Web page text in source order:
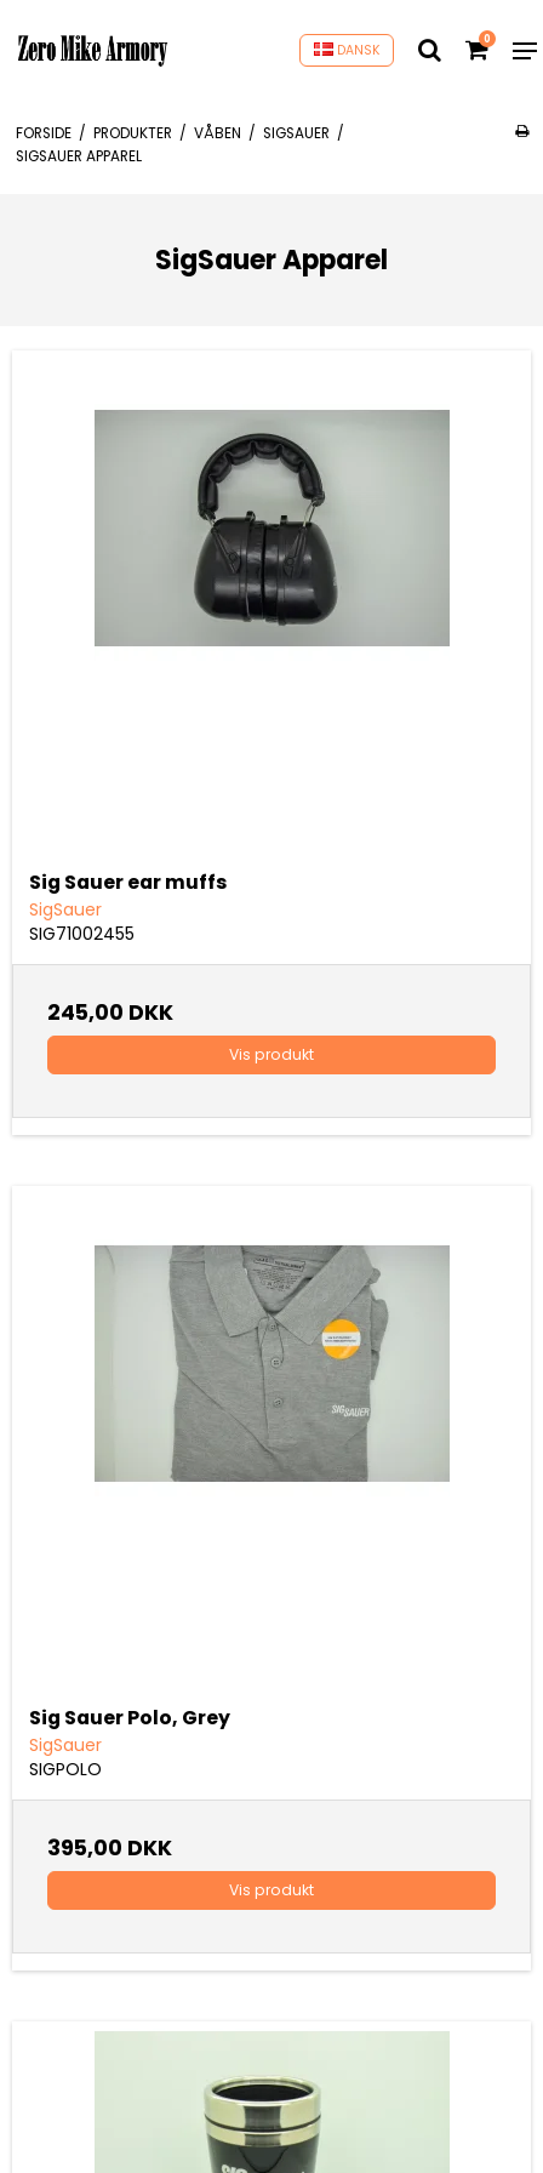
DANSK
0
FORSIDE / PRODUKTER / VÅBEN / SIGSAUER /
SIGSAUER APPAREL
SigSauer Apparel
Sig Sauer ear muffs
SigSauer
SIG71002455
245,00 DKK
Vis produkt
Sig Sauer Polo, Grey
SigSauer
SIGPOLO
395,00 DKK
Vis produkt